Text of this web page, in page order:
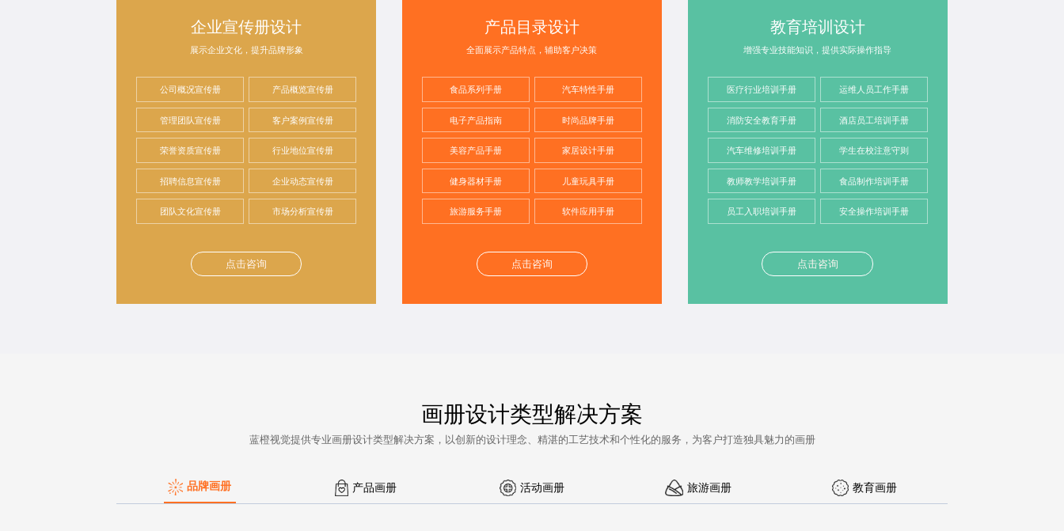
企业宣传册设计
展示企业文化，提升品牌形象
公司概况宣传册 产品概览宣传册
管理团队宣传册 客户案例宣传册
荣誉资质宣传册 行业地位宣传册
招聘信息宣传册 企业动态宣传册
团队文化宣传册 市场分析宣传册
点击咨询
产品目录设计
全面展示产品特点，辅助客户决策
食品系列手册 汽车特性手册
电子产品指南 时尚品牌手册
美容产品手册 家居设计手册
健身器材手册 儿童玩具手册
旅游服务手册 软件应用手册
点击咨询
教育培训设计
增强专业技能知识，提供实际操作指导
医疗行业培训手册 运维人员工作手册
消防安全教育手册 酒店员工培训手册
汽车维修培训手册 学生在校注意守则
教师教学培训手册 食品制作培训手册
员工入职培训手册 安全操作培训手册
点击咨询
画册设计类型解决方案
蓝橙视觉提供专业画册设计类型解决方案，以创新的设计理念、精湛的工艺技术和个性化的服务，为客户打造独具魅力的画册
品牌画册 产品画册 活动画册 旅游画册 教育画册